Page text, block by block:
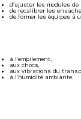
d’ajuster les modules
de recalibrer les
de former les équipes à
à l’empilement,
aux chocs,
aux vibrations du
à l’humidité ambiante.